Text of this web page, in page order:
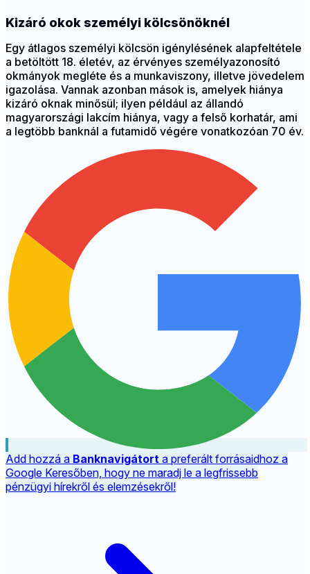
Kizáró okok személyi kölcsönöknél
Egy átlagos személyi kölcsön igénylésének alapfeltétele
a betöltött 18. életév, az érvényes személyazonosító
okmányok megléte és a munkaviszony, illetve jövedelem
igazolása. Vannak azonban mások is, amelyek hiánya
kizáró oknak minősül; ilyen például az állandó
magyarországi lakcím hiánya, vagy a felső korhatár, ami
a legtöbb banknál a futamidő végére vonatkozóan 70 év.
Add hozzá a Banknavigátort a preferált forrásaidhoz a
Google Keresőben, hogy ne maradj le a legfrissebb
pénzügyi hírekről és elemzésekről!